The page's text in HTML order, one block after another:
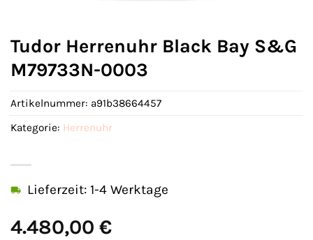
Tudor Herrenuhr Black Bay S&G
M79733N-0003
4.480,00 €
Lieferzeit: 1-4 Werktage
Artikelnummer: a91b38664457
Kategorie: Herrenuhr